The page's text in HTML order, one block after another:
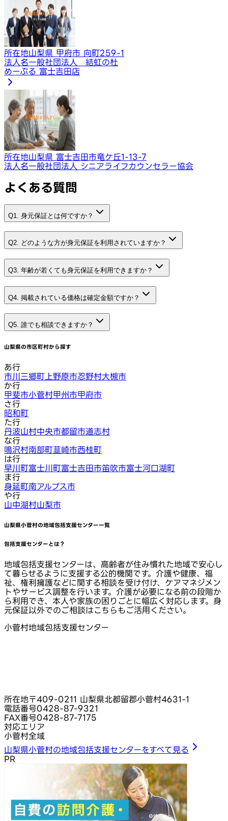
所在地山梨県 甲府市 向町259-1
法人名一般社団法人 結虹の杜
めーぷる 富士吉田店
所在地山梨県 富士吉田市竜ケ丘1-13-7
法人名一般社団法人 シニアライフカウンセラー協会
よくある質問
Q1. 身元保証とは何ですか？
Q2. どのような方が身元保証を利用されていますか？
Q3. 年齢が若くても身元保証を利用できますか？
Q4. 掲載されている価格は確定金額ですか？
Q5. 誰でも相談できますか？
山梨県の市区町村から探す
あ行
市川三郷町 上野原市忍野村大槻市
か行
甲斐市小菅村甲州市甲府市
さ行
昭和町
た行
丹波山村中央市都留市道志村
な行
鳴沢村南部町韮崎市西桂町
は行
早川町富士川町富士吉田市笛吹市富士河口湖町
ま行
身延町南アルプス市
や行
山中湖村山梨市
山梨県小菅村の地域包括支援センター一覧
包括支援センターとは？
地域包括支援センターは、高齢者が住み慣れた地域で安心し
て暮らせるように支援する公的機関です。介護や健康、福
祉、権利擁護などに関する相談を受け付け、ケアマネジメン
トやサービス調整を行います。介護が必要になる前の段階か
ら利用でき、本人や家族の困りごとに幅広く対応します。身
元保証以外でのご相談はこちらもご活用ください。
小菅村地域包括支援センター
所在地〒409-0211 山梨県北都留郡小菅村4631-1
電話番号0428-87-9321
FAX番号0428-87-7175
対応エリア
小菅村全域
山梨県小菅村の地域包括支援センターをすべて見る
PR